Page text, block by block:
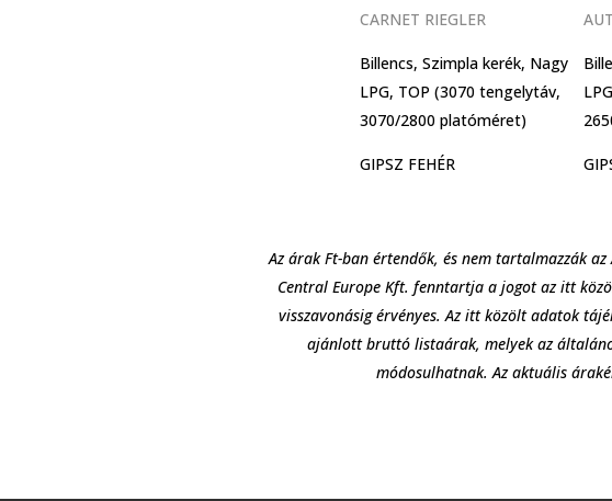
CARNET RIEGLER
Billencs, Szimpla kerék, Nagy
LPG, TOP (3070 tengelytáv,
3070/2800 platóméret)
GIPSZ FEHÉR
Az árak Ft-ban értendők, és nem tartalmazzák
Central Europe Kft. fenntartja a jogot az itt
visszavonásig érvényes. Az itt közölt adatok
ajánlott bruttó listaárak, melyek az
módosulhatnak. Az aktuális